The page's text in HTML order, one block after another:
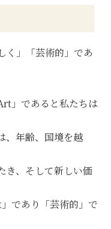
く」「芸術的」であ
」であると私たちは
、年齢、国境を越
き、そして新しい価
であり「芸術的」で